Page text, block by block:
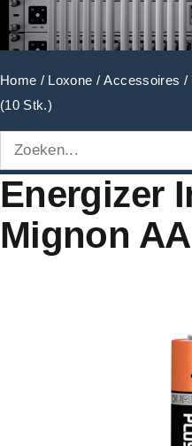
Home / Loxone /Accessoires /
(10 Stk.)
Energizer
Mignon